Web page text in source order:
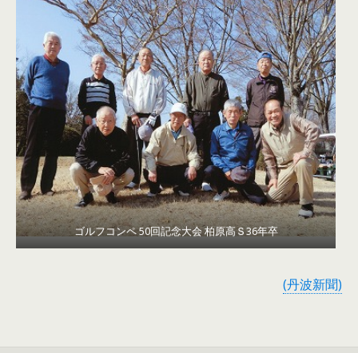
ゴルフコンペ 50回記念大会 柏原高Ｓ36年卒
(丹波新聞)